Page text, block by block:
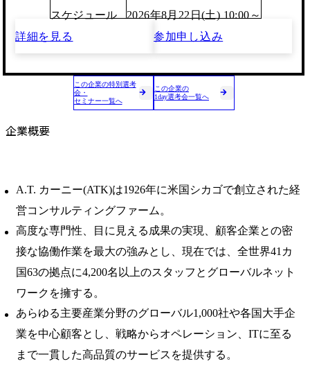
スケジュール
2026年8月22日(土) 10:00～
詳細を見る
参加申し込み
この企業の特別選考
会・
セミナー一覧へ
この企業の
1day選考会一覧へ
企業概要
A.T. カーニー(ATK)は1926年に米国シカゴで創立された経
営コンサルティングファーム。
高度な専門性、目に見える成果の実現、顧客企業との密
接な協働作業を最大の強みとし、現在では、全世界41カ
国63の拠点に4,200名以上のスタッフとグローバルネット
ワークを擁する。
あらゆる主要産業分野のグローバル1,000社や各国大手企
業を中心顧客とし、戦略からオペレーション、ITに至る
まで一貫した高品質のサービスを提供する。